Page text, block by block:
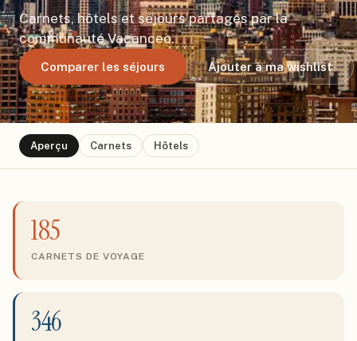
Carnets, hôtels et séjours partagés par la
communauté Vacanceo.
Comparer les séjours Ajouter à ma wishlist
Aperçu Carnets Hôtels
185
CARNETS DE VOYAGE
346